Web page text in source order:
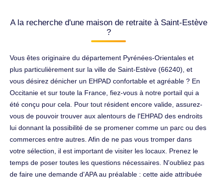
A la recherche d'une maison de retraite à Saint-Estève
?
Vous êtes originaire du département Pyrénées-Orientales et
plus particulièrement sur la ville de Saint-Estève (66240), et
vous désirez dénicher un EHPAD confortable et agréable ? En
Occitanie et sur toute la France, fiez-vous à notre portail qui a
été conçu pour cela. Pour tout résident encore valide, assurez-
vous de pouvoir trouver aux alentours de l'EHPAD des endroits
lui donnant la possibilité de se promener comme un parc ou des
commerces entre autres. Afin de ne pas vous tromper dans
votre sélection, il est important de visiter les locaux. Prenez le
temps de poser toutes les questions nécessaires. N'oubliez pas
de faire une demande d'APA au préalable : cette aide attribuée